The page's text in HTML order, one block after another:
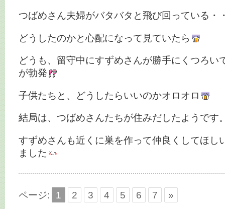
つばめさん夫婦がバタバタと飛び回っている・
どうしたのかと心配になって見ていたら
どうも、留守中にすずめさんが勝手にくつろい
が勃発
子供たちと、どうしたらいいのかオロオロ
結局は、つばめさんたちが住みだしたようです
すずめさんも近くに巣を作って仲良くしてほし
ました
ページ: 1 2 3 4 5 6 7 »